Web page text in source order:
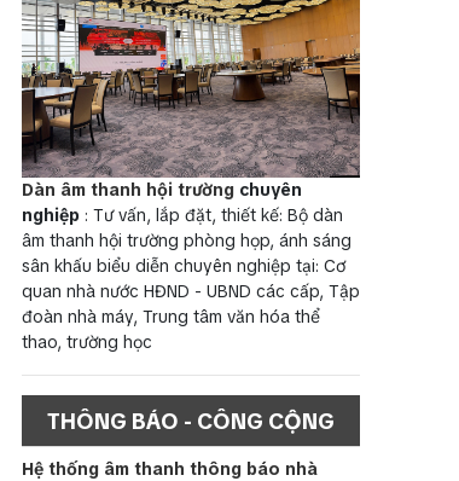
Dàn âm thanh hội trường chuyên
nghiệp : Tư vấn, lắp đặt, thiết kế: Bộ dàn
âm thanh hội trường phòng họp, ánh sáng
sân khấu biểu diễn chuyên nghiệp tại: Cơ
quan nhà nước HĐND - UBND các cấp, Tập
đoàn nhà máy, Trung tâm văn hóa thể
thao, trường học
THÔNG BÁO - CÔNG CỘNG
Hệ thống âm thanh thông báo nhà